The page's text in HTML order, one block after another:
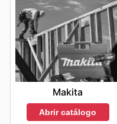
Makita
Abrir catálogo